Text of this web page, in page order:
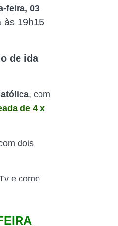
feira, 03
às 19h15
de ida
, com
de 4 x
dois
e como